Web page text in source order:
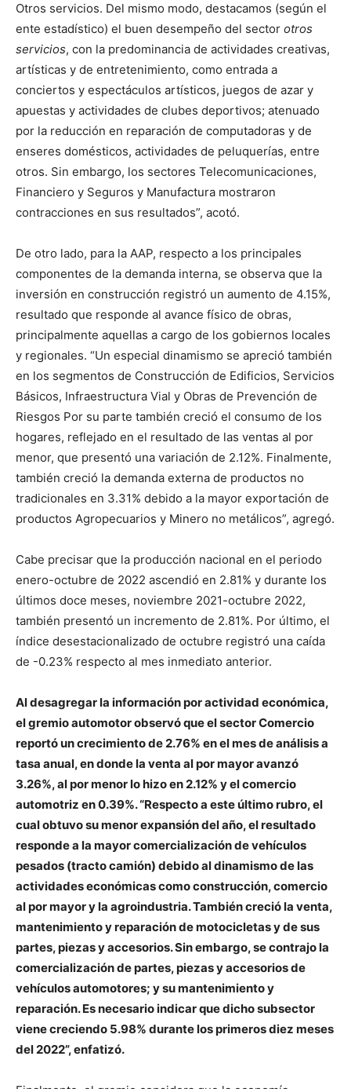
Otros servicios. Del mismo modo, destacamos (según el
ente estadístico) el buen desempeño del sector otros
servicios, con la predominancia de actividades creativas,
artísticas y de entretenimiento, como entrada a
conciertos y espectáculos artísticos, juegos de azar y
apuestas y actividades de clubes deportivos; atenuado
por la reducción en reparación de computadoras y de
enseres domésticos, actividades de peluquerías, entre
otros. Sin embargo, los sectores Telecomunicaciones,
Financiero y Seguros y Manufactura mostraron
contracciones en sus resultados”, acotó.
De otro lado, para la AAP, respecto a los principales
componentes de la demanda interna, se observa que la
inversión en construcción registró un aumento de 4.15%,
resultado que responde al avance físico de obras,
principalmente aquellas a cargo de los gobiernos locales
y regionales. “Un especial dinamismo se apreció también
en los segmentos de Construcción de Edificios, Servicios
Básicos, Infraestructura Vial y Obras de Prevención de
Riesgos Por su parte también creció el consumo de los
hogares, reflejado en el resultado de las ventas al por
menor, que presentó una variación de 2.12%. Finalmente,
también creció la demanda externa de productos no
tradicionales en 3.31% debido a la mayor exportación de
productos Agropecuarios y Minero no metálicos”, agregó.
Cabe precisar que la producción nacional en el periodo
enero-octubre de 2022 ascendió en 2.81% y durante los
últimos doce meses, noviembre 2021-octubre 2022,
también presentó un incremento de 2.81%. Por último, el
índice desestacionalizado de octubre registró una caída
de -0.23% respecto al mes inmediato anterior.
Al desagregar la información por actividad económica,
el gremio automotor observó que el sector Comercio
reportó un crecimiento de 2.76% en el mes de análisis a
tasa anual, en donde la venta al por mayor avanzó
3.26%, al por menor lo hizo en 2.12% y el comercio
automotriz en 0.39%. “Respecto a este último rubro, el
cual obtuvo su menor expansión del año, el resultado
responde a la mayor comercialización de vehículos
pesados (tracto camión) debido al dinamismo de las
actividades económicas como construcción, comercio
al por mayor y la agroindustria. También creció la venta,
mantenimiento y reparación de motocicletas y de sus
partes, piezas y accesorios. Sin embargo, se contrajo la
comercialización de partes, piezas y accesorios de
vehículos automotores; y su mantenimiento y
reparación. Es necesario indicar que dicho subsector
viene creciendo 5.98% durante los primeros diez meses
del 2022”, enfatizó.